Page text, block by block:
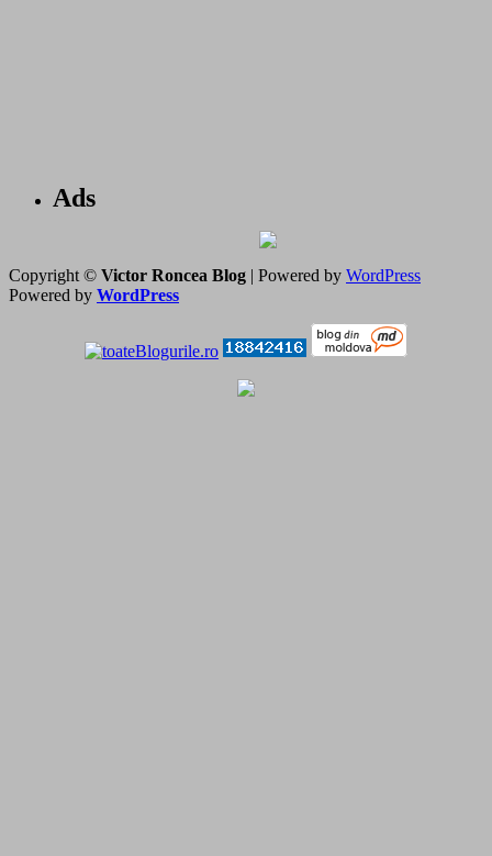
Ads
Copyright © Victor Roncea Blog | Powered by WordPress
Powered by WordPress